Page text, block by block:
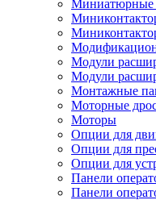
Миниатюрные
Модули
Модули
Монтажные
Моторные
Моторы
Опции для
Опции для
Опции для
Панели
Панели